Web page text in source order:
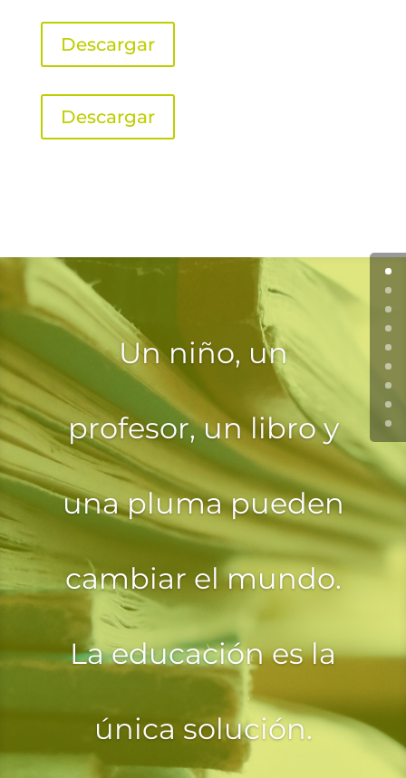
Descargar
Descargar
Un niño, un
profesor, un libro y
una pluma pueden
cambiar el mundo.
La educación es la
única solución.